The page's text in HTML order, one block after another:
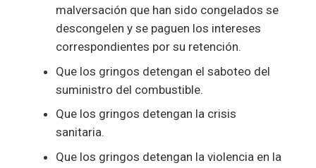
malversación que han sido congelados se
descongelen y se paguen los intereses
correspondientes por su retención.
Que los gringos detengan el saboteo del
suministro del combustible.
Que los gringos detengan la crisis
sanitaria.
Que los gringos detengan la violencia en la